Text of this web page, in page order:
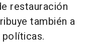
restauración
también a